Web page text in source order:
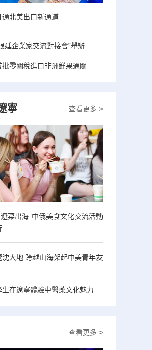
通北美出口新通道
廷企業家交流對接會”舉辦
零關稅進口非洲鮮果通關
查看更多 >
寧
遼菜出海”中俄美食文化交流活動
大地 跨越山海架起中美青年友
在遼寧體驗中醫藥文化魅力
查看更多 >